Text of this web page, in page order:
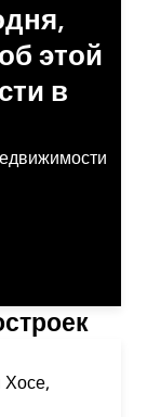
этой
в